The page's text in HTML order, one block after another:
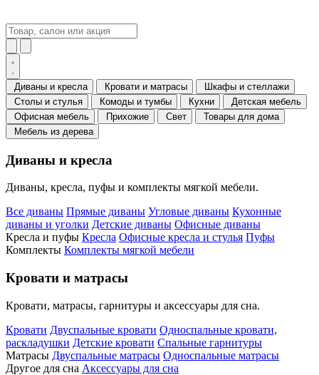
Диваны и кресла Кровати и матрасы
Шкафы и стеллажи
Столы и стулья
Комоды и тумбы Кухни
Детская мебель
Офисная мебель
Прихожие Свет
Товары для дома
Мебель из дерева
Диваны и кресла
Диваны, кресла, пуфы и комплекты мягкой мебели.
Все диваны Прямые диваны Угловые диваны Кухонные
диваны и уголки Детские диваны Офисные диваны
Кресла и пуфы Кресла Офисные кресла и стулья Пуфы
Комплекты Комплекты мягкой мебели
Кровати и матрасы
Кровати, матрасы, гарнитуры и аксессуары для сна.
Кровати Двуспальные кровати Односпальные кровати,
раскладушки Детские кровати Спальные гарнитуры
Матрасы Двуспальные матрасы Односпальные матрасы
Другое для сна Аксессуары для сна